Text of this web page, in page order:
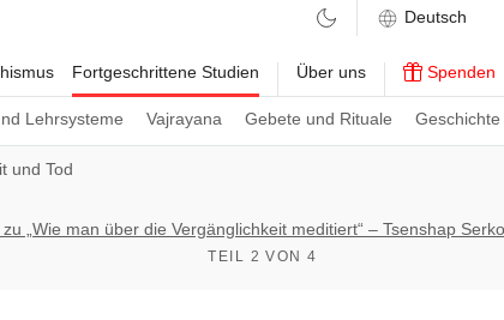
Fortgeschrittene Studien
Lehrsysteme Vajrayana Gebete und Rituale
Über uns Spenden
und Tod
„Wie man über die Vergänglichkeit meditiert“ – Tsenshap
TEIL 2 VON 4